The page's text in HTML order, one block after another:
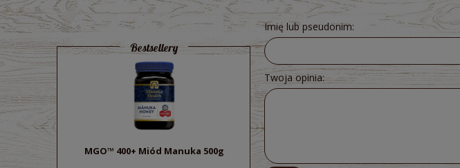
Bestsellery
MGO™ 400+ Miód Manuka 500g
ekologiczny Bio Food
Imię lub pseudonim:
Twoja opinia: